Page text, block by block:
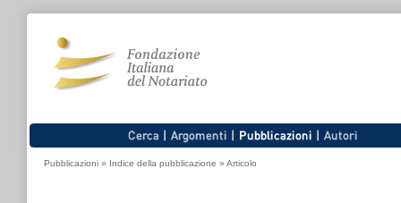
Pubblicazioni » Indice della pubblicazione » Articolo